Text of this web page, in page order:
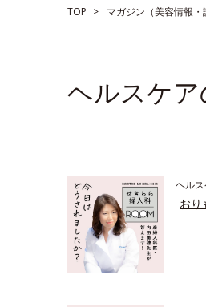
TOP マガジン（美容情報・
ヘルスケ
ヘル
おり